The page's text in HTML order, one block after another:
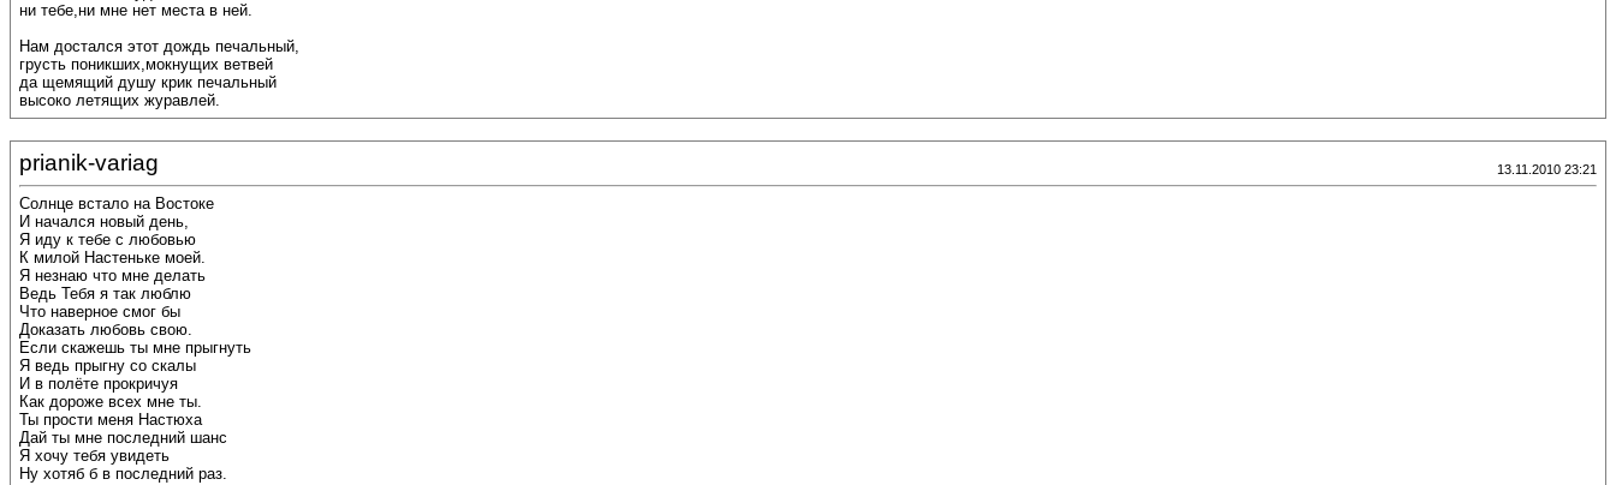
ни тебе,ни мне нет места в ней.
Нам достался этот дождь печальный,
грусть поникших,мокнущих ветвей
да щемящий душу крик печальный
высоко летящих журавлей.
prianik-variag 13.11.2010 23:21
Солнце встало на Востоке
И начался новый день,
Я иду к тебе с любовью
К милой Настеньке моей.
Я незнаю что мне делать
Ведь Тебя я так люблю
Что наверное смог бы
Доказать любовь свою.
Если скажешь ты мне прыгнуть
Я ведь прыгну со скалы
И в полёте прокричуя
Как дороже всех мне ты.
Ты прости меня Настюха
Дай ты мне последний шанс
Я хочу тебя увидеть
Ну хотяб б в последний раз.